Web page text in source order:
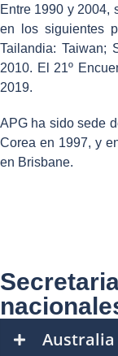
Entre 1990 y 2004,
en los siguientes
Tailandia: Taiwan;
2010. El 21º
2019.
APG ha sido sede
Corea en 1997, y
en Brisbane.
Australia